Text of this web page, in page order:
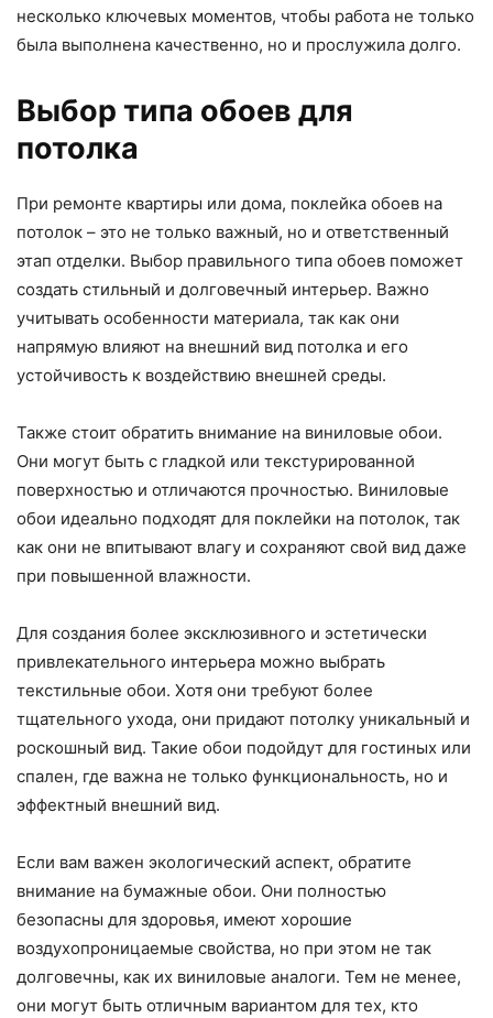
несколько ключевых моментов, чтобы работа не только
была выполнена качественно, но и прослужила долго.
Выбор типа обоев для
потолка
При ремонте квартиры или дома, поклейка обоев на
потолок – это не только важный, но и ответственный
этап отделки. Выбор правильного типа обоев поможет
создать стильный и долговечный интерьер. Важно
учитывать особенности материала, так как они
напрямую влияют на внешний вид потолка и его
устойчивость к воздействию внешней среды.
Также стоит обратить внимание на виниловые обои.
Они могут быть с гладкой или текстурированной
поверхностью и отличаются прочностью. Виниловые
обои идеально подходят для поклейки на потолок, так
как они не впитывают влагу и сохраняют свой вид даже
при повышенной влажности.
Для создания более эксклюзивного и эстетически
привлекательного интерьера можно выбрать
текстильные обои. Хотя они требуют более
тщательного ухода, они придают потолку уникальный и
роскошный вид. Такие обои подойдут для гостиных или
спален, где важна не только функциональность, но и
эффектный внешний вид.
Если вам важен экологический аспект, обратите
внимание на бумажные обои. Они полностью
безопасны для здоровья, имеют хорошие
воздухопроницаемые свойства, но при этом не так
долговечны, как их виниловые аналоги. Тем не менее,
они могут быть отличным вариантом для тех, кто